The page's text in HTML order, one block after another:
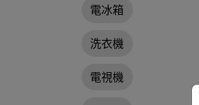
電冰箱
洗衣機
電視機